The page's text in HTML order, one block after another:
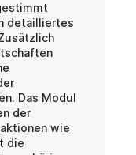
detailliertes
Das Modul
der
wie
die